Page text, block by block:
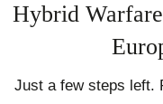
Hybrid
Just a few steps left.